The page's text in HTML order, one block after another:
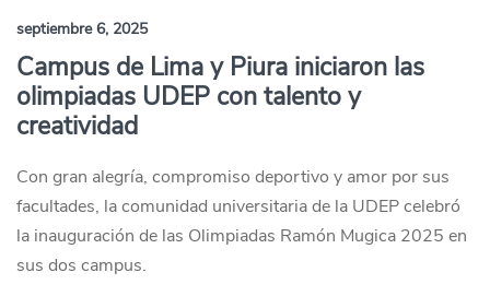
septiembre 6, 2025
Campus de Lima y Piura iniciaron las
olimpiadas UDEP con talento y
creatividad
Con gran alegría, compromiso deportivo y amor por sus
facultades, la comunidad universitaria de la UDEP celebró
la inauguración de las Olimpiadas Ramón Mugica 2025 en
sus dos campus.